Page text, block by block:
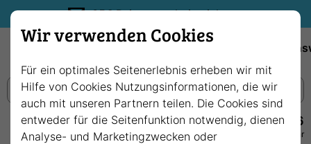
35€ Reisegutschein sichern.
+49 228 3875 7256
Persönlich · Kostenlos · Täglich 08–22 Uhr
Wir verwenden Cookies
Für ein optimales Seitenerlebnis erheben wir mit
Hilfe von Cookies Nutzungsinformationen, die wir
auch mit unseren Partnern teilen. Die Cookies sind
entweder für die Seitenfunktion notwendig, dienen
Analyse- und Marketingzwecken oder